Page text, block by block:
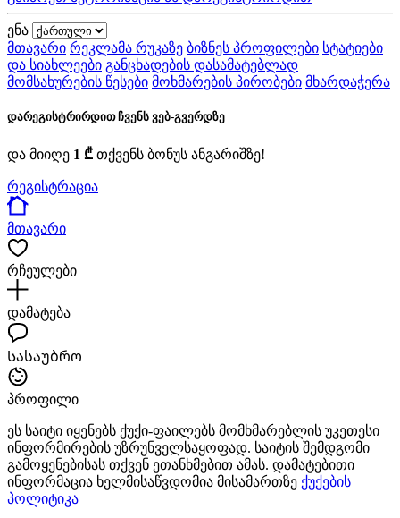
ენა
მთავარი რეკლამა რუკაზე ბიზნეს პროფილები სტატიები
და სიახლეები განცხადების დასამატებლად
მომსახურების წესები მოხმარების პირობები მხარდაჭერა
დარეგისტრირდით ჩვენს ვებ-გვერდზე
და მიიღე 1 ₾ თქვენს ბონუს ანგარიშზე!
რეგისტრაცია
მთავარი
რჩეულები
დამატება
Სასაუბრო
პროფილი
ეს საიტი იყენებს ქუქი-ფაილებს მომხმარებლის უკეთესი
ინფორმირების უზრუნველსაყოფად. საიტის შემდგომი
გამოყენებისას თქვენ ეთანხმებით ამას. დამატებითი
ინფორმაცია ხელმისაწვდომია მისამართზე ქუქების
პოლიტიკა